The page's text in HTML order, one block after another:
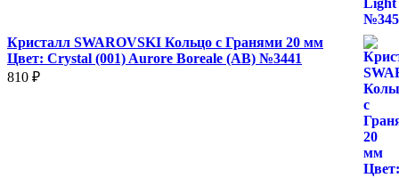
Кристалл SWAROVSKI Кольцо с Гранями 20 мм
Цвет: Crystal (001) Aurore Boreale (AB) №3441
810 ₽